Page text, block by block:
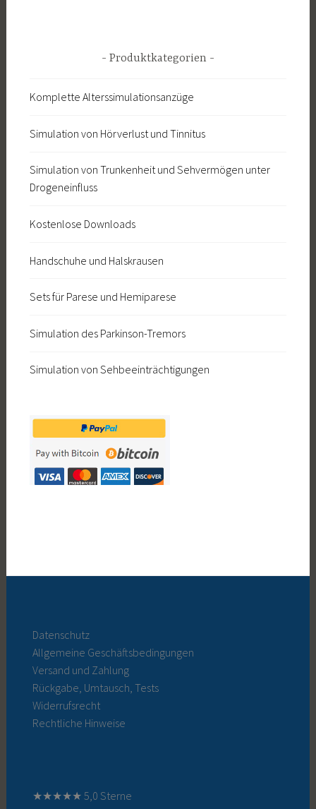
Produktkategorien
Komplette Alterssimulationsanzüge
Simulation von Hörverlust und Tinnitus
Simulation von Trunkenheit und Sehvermögen unter
Drogeneinfluss
Kostenlose Downloads
Handschuhe und Halskrausen
Sets für Parese und Hemiparese
Simulation des Parkinson-Tremors
Simulation von Sehbeeinträchtigungen
Datenschutz
Allgemeine Geschäftsbedingungen
Versand und Zahlung
Rückgabe, Umtausch, Tests
Widerrufsrecht
Rechtliche Hinweise
★★★★★ 5,0 Sterne